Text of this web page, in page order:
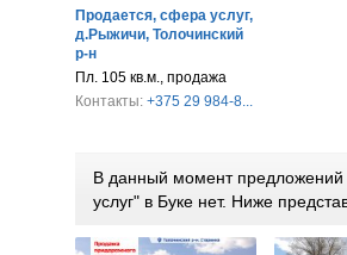
Продается, сфера услуг,
д.Рыжичи, Толочинский
р-н
Пл. 105 кв.м., продажа
Контакты: +375 29 984-8...
В данный момент
услуг" в Буке нет. Ниже